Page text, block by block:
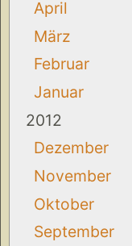
April
März
Februar
Januar
2012
Dezember
November
Oktober
September